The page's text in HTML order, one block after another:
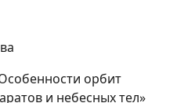
орбит
и небесных тел»